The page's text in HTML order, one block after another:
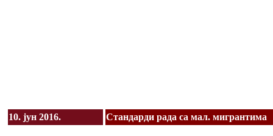
10. јун 2016. Стандарди рада са мал. мигрантима